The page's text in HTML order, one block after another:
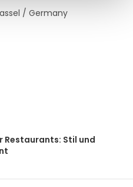
/ Germany
Restaurants: Stil und